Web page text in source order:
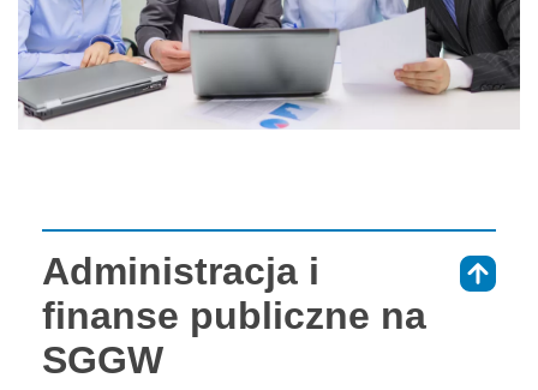
Administracja i
finanse publiczne na
SGGW